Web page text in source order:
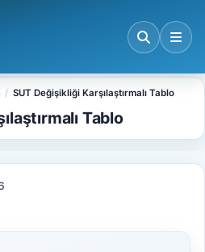
SUT Değişikliği Karşılaştırmalı Tablo
Tablo